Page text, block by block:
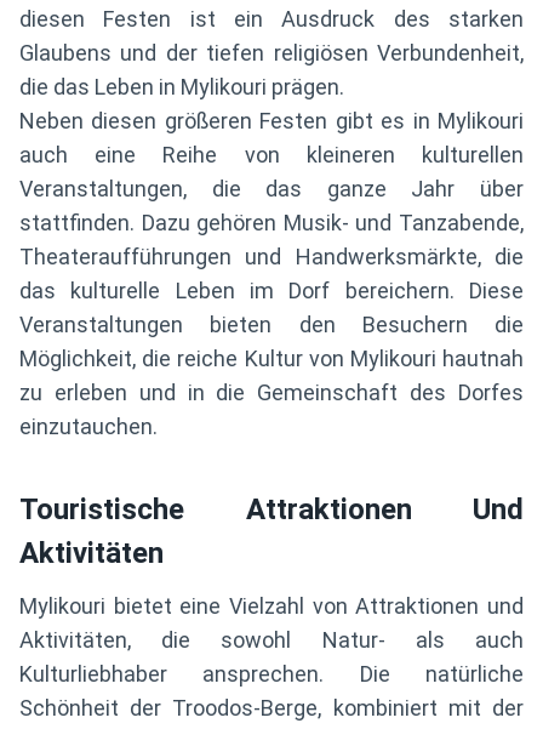
diesen Festen ist ein Ausdruck des starken
Glaubens und der tiefen religiösen Verbundenheit,
die das Leben in Mylikouri prägen.
Neben diesen größeren Festen gibt es in Mylikouri
auch eine Reihe von kleineren kulturellen
Veranstaltungen, die das ganze Jahr über
stattfinden. Dazu gehören Musik- und Tanzabende,
Theateraufführungen und Handwerksmärkte, die
das kulturelle Leben im Dorf bereichern. Diese
Veranstaltungen bieten den Besuchern die
Möglichkeit, die reiche Kultur von Mylikouri hautnah
zu erleben und in die Gemeinschaft des Dorfes
einzutauchen.
Touristische Attraktionen Und
Aktivitäten
Mylikouri bietet eine Vielzahl von Attraktionen und
Aktivitäten, die sowohl Natur- als auch
Kulturliebhaber ansprechen. Die natürliche
Schönheit der Troodos-Berge, kombiniert mit der